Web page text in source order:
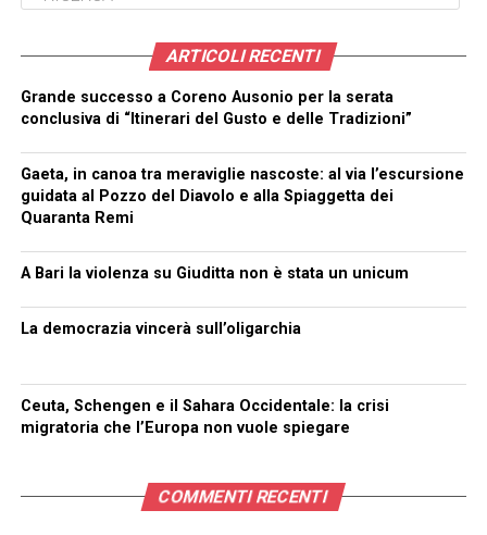
ARTICOLI RECENTI
Grande successo a Coreno Ausonio per la serata
conclusiva di “Itinerari del Gusto e delle Tradizioni”
Gaeta, in canoa tra meraviglie nascoste: al via l’escursione
guidata al Pozzo del Diavolo e alla Spiaggetta dei
Quaranta Remi
A Bari la violenza su Giuditta non è stata un unicum
La democrazia vincerà sull’oligarchia
Ceuta, Schengen e il Sahara Occidentale: la crisi
migratoria che l’Europa non vuole spiegare
COMMENTI RECENTI